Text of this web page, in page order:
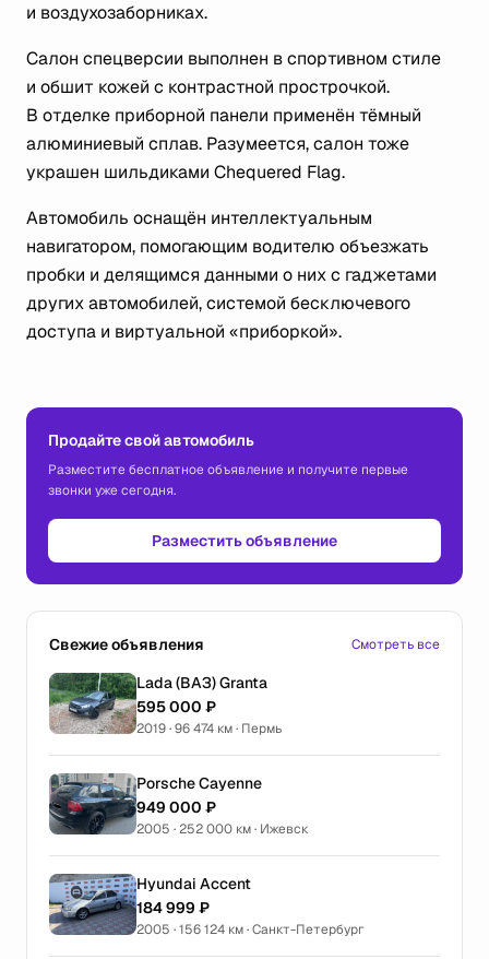
и воздухозаборниках.
Салон спецверсии выполнен в спортивном стиле
и обшит кожей с контрастной прострочкой.
В отделке приборной панели применён тёмный
алюминиевый сплав. Разумеется, салон тоже
украшен шильдиками Chequered Flag.
Автомобиль оснащён интеллектуальным
навигатором, помогающим водителю объезжать
пробки и делящимся данными о них с гаджетами
других автомобилей, системой бесключевого
доступа и виртуальной «приборкой».
Продайте свой автомобиль
Разместите бесплатное объявление и получите первые
звонки уже сегодня.
Разместить объявление
Свежие объявления Смотреть все
Lada (ВАЗ) Granta
595 000 ₽
2019 · 96 474 км · Пермь
Porsche Cayenne
949 000 ₽
2005 · 252 000 км · Ижевск
Hyundai Accent
184 999 ₽
2005 · 156 124 км · Санкт-Петербург